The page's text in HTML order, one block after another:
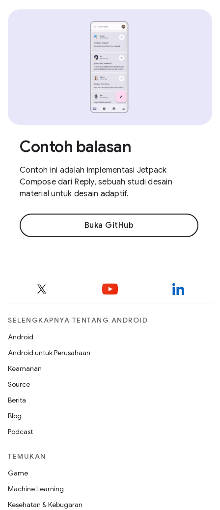
Contoh balasan
Contoh ini adalah implementasi Jetpack
Compose dari Reply, sebuah studi desain
material untuk desain adaptif.
Buka GitHub
SELENGKAPNYA TENTANG ANDROID
Android
Android untuk Perusahaan
Keamanan
Source
Berita
Blog
Podcast
TEMUKAN
Game
Machine Learning
Kesehatan & Kebugaran